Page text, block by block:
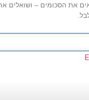
את הסכומים – ושואלים